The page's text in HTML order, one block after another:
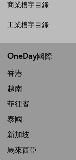
商業樓宇目錄
工業樓宇目錄
OneDay國際
香港
越南
菲律賓
泰國
新加坡
馬來西亞